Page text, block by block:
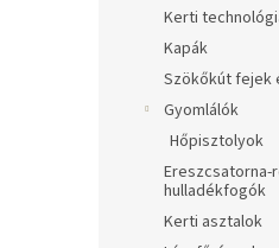
Kerti
Kapák
Szökőkút fejek
Gyomlálók
Hőpisztolyok
hulladékfogók
Kerti asztalok